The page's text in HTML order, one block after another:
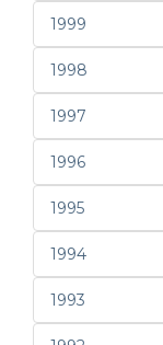
1999
1998
1997
1996
1995
1994
1993